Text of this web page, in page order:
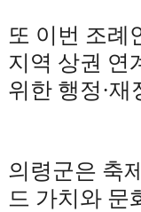
또 이번 조례
지역 상권 연
위한 행정·재
의령군은 축
드 가치와 문